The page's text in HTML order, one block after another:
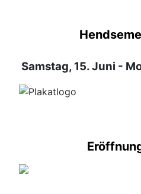
Samstag, 15. Juni -